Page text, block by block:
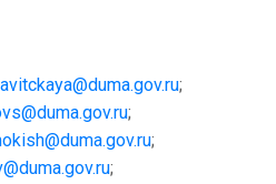
;
;
;
;